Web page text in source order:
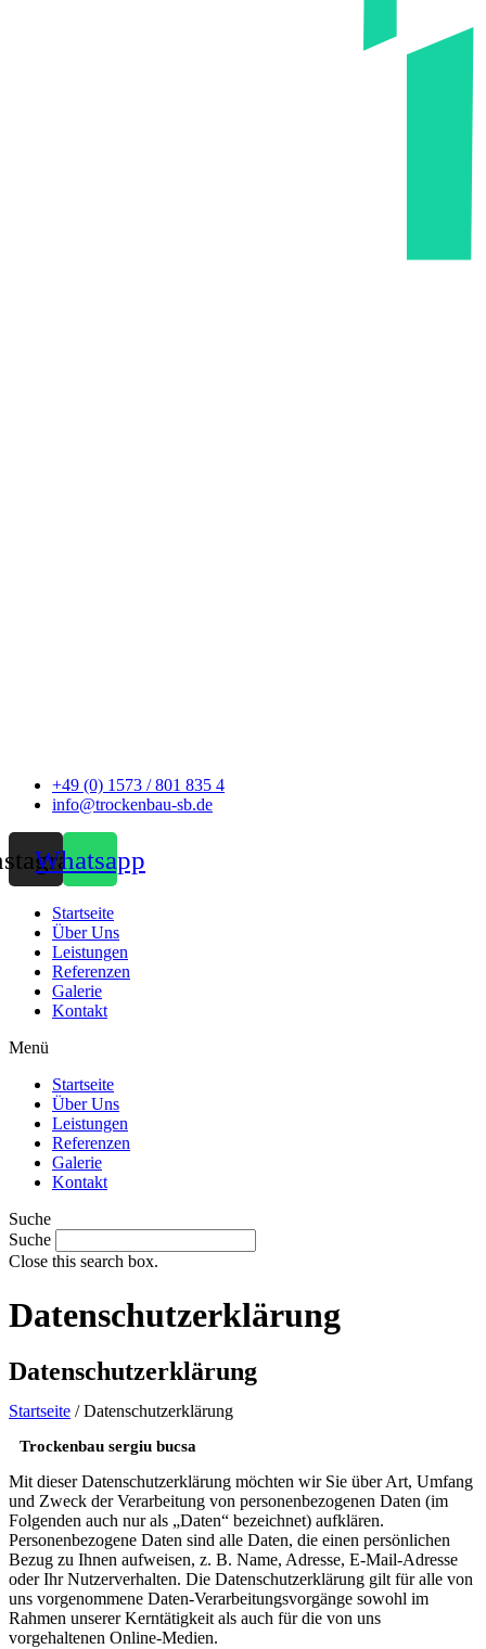
+49 (0) 1573 / 801 835 4
info@trockenbau-sb.de
Whatsapp
Startseite
Über Uns
Leistungen
Referenzen
Galerie
Kontakt
Menü
Startseite
Über Uns
Leistungen
Referenzen
Galerie
Kontakt
Suche
Suche
Close this search box.
Datenschutzerklärung
Datenschutzerklärung
Startseite / Datenschutzerklärung
Trockenbau sergiu bucsa
Mit dieser Datenschutzerklärung möchten wir Sie über Art, Umfang
und Zweck der Verarbeitung von personenbezogenen Daten (im
Folgenden auch nur als „Daten“ bezeichnet) aufklären.
Personenbezogene Daten sind alle Daten, die einen persönlichen
Bezug zu Ihnen aufweisen, z. B. Name, Adresse, E-Mail-Adresse
oder Ihr Nutzerverhalten. Die Datenschutzerklärung gilt für alle von
uns vorgenommene Daten-Verarbeitungsvorgänge sowohl im
Rahmen unserer Kerntätigkeit als auch für die von uns
vorgehaltenen Online-Medien.